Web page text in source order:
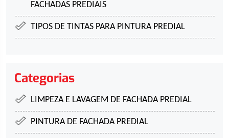
FACHADAS PREDIAIS
TIPOS DE TINTAS PARA PINTURA PREDIAL
Categorias
LIMPEZA E LAVAGEM DE FACHADA PREDIAL
PINTURA DE FACHADA PREDIAL